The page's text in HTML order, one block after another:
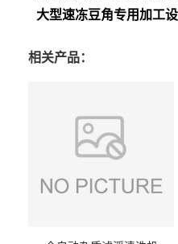
大型速冻豆角专用加工
相关产品：